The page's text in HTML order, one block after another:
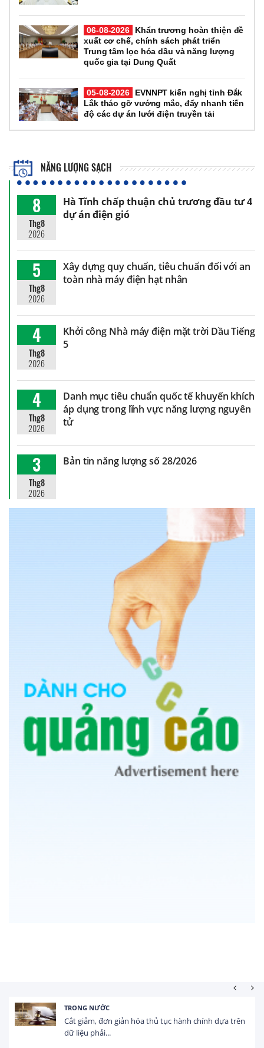
06-08-2026
Khẩn trương hoàn thiện đề
xuất cơ chế, chính sách phát triển
Trung tâm lọc hóa dầu và năng lượng
quốc gia tại Dung Quất
05-08-2026
EVNNPT kiến nghị tỉnh Đắk
Lắk tháo gỡ vướng mắc, đẩy nhanh tiến
độ các dự án lưới điện truyền tải
NĂNG LƯỢNG SẠCH
8
Thg8
2026
Hà Tĩnh chấp thuận chủ trương đầu tư 4
dự án điện gió
5
Thg8
2026
Xây dựng quy chuẩn, tiêu chuẩn đối với an
toàn nhà máy điện hạt nhân
4
Thg8
2026
Khởi công Nhà máy điện mặt trời Dầu Tiếng
5
4
Thg8
2026
Danh mục tiêu chuẩn quốc tế khuyến khích
áp dụng trong lĩnh vực năng lượng nguyên
tử
3
Thg8
2026
Bản tin năng lượng số 28/2026
TRONG NƯỚC
Cắt giảm, đơn giản hóa thủ tục hành chính dựa trên
dữ liệu phải...